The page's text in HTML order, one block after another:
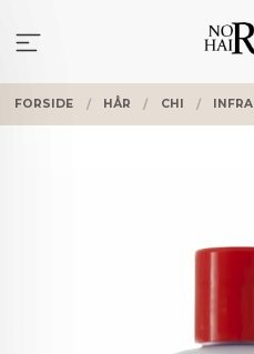
innholdet
FORSIDE HÅR CHI INFRA